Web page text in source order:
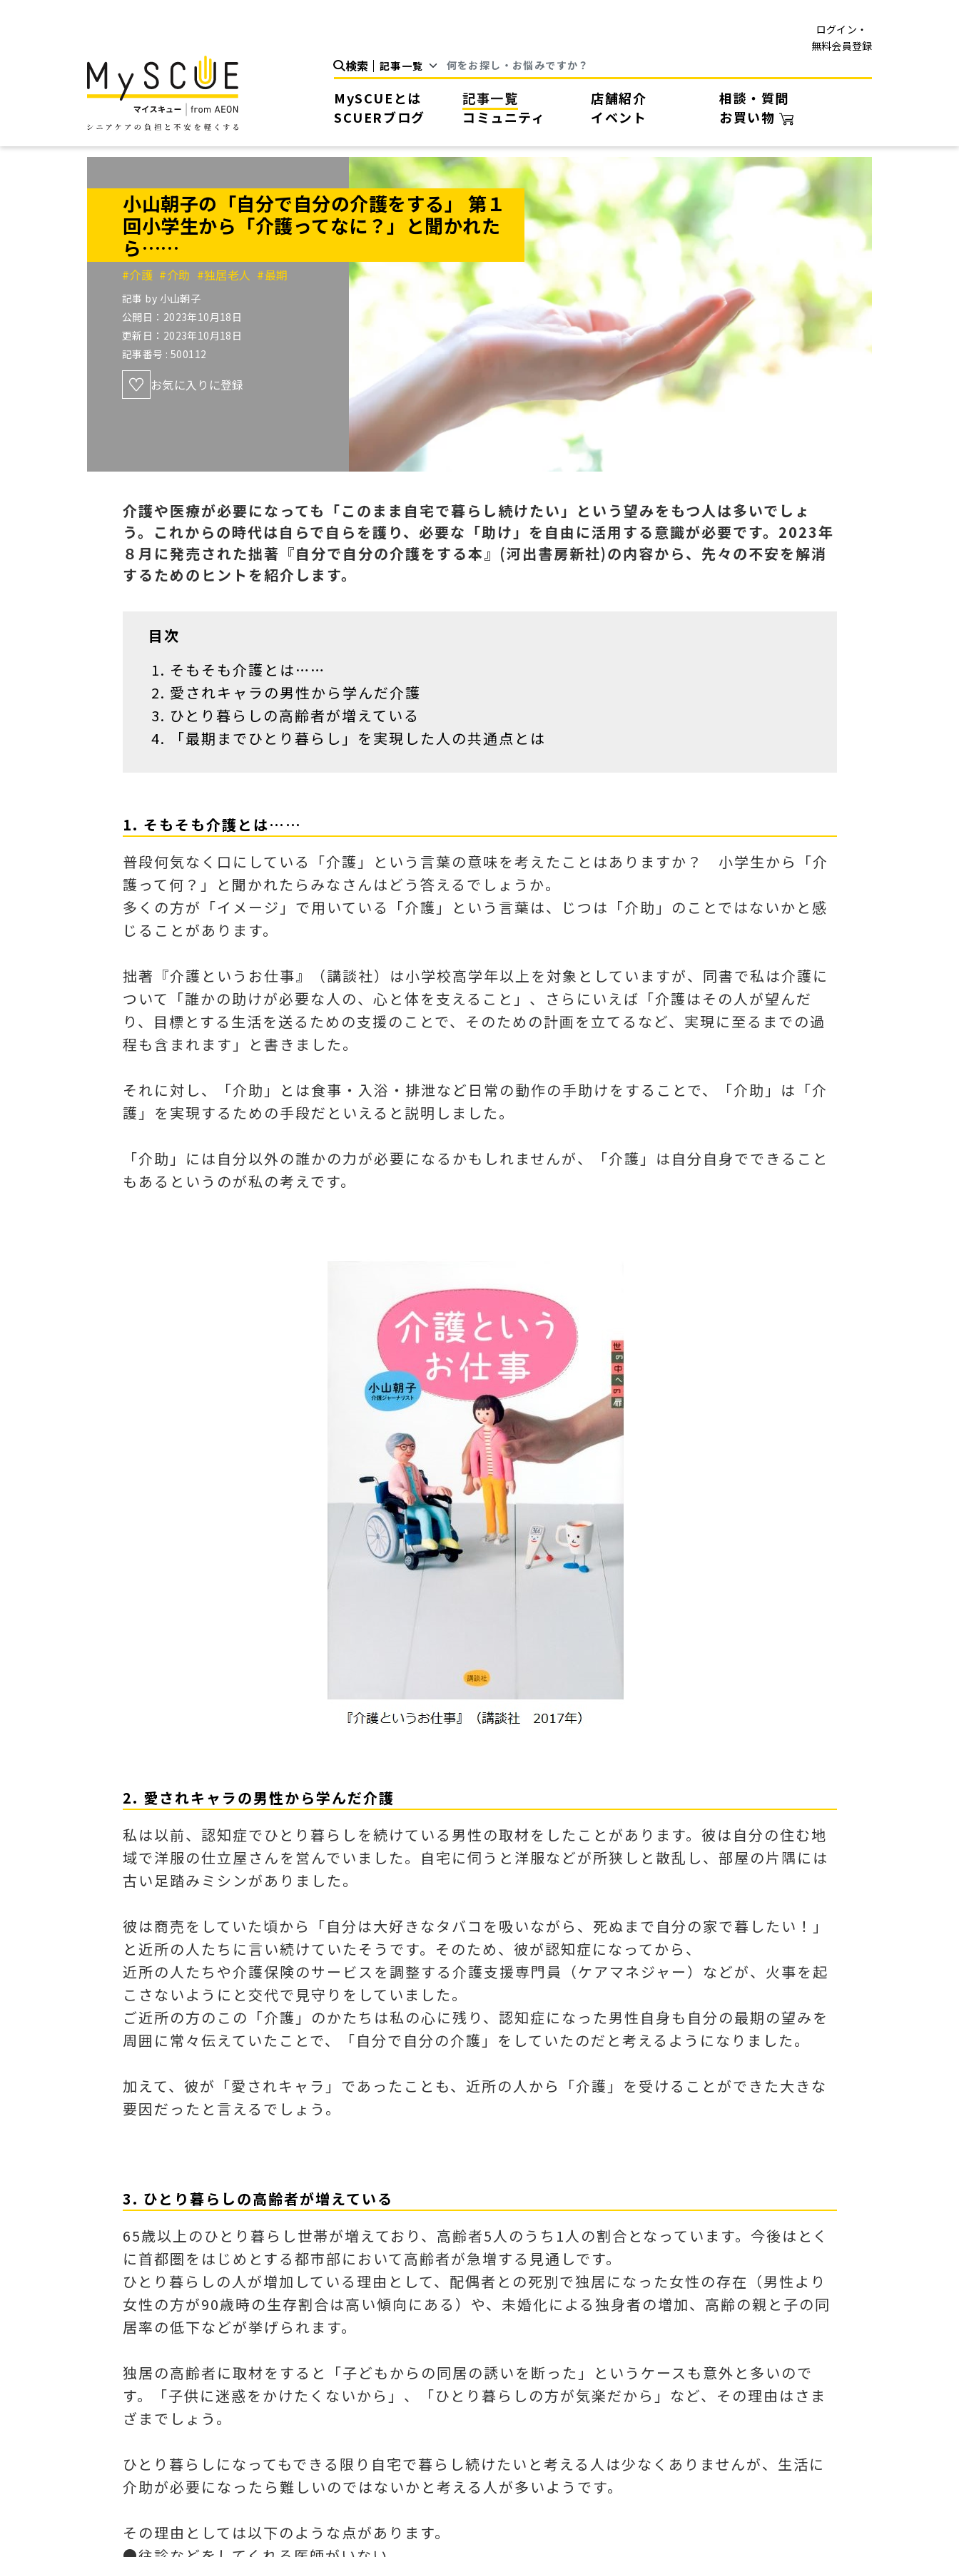
ログイン・
無料会員登録
検索
MySCUEとは 記事一覧 店舗紹介
相談・質問
SCUERブログ
コミュニティ イベント お買い物
小山朝子の「自分で自分の介護をする」 第１
回小学生から「介護ってなに？」と聞かれた
ら……
#介護 #介助 #独居老人 #最期
記事 by 小山朝子
公開日：2023年10月18日
更新日：2023年10月18日
記事番号 : 500112
お気に入りに登録
介護や医療が必要になっても「このまま自宅で暮らし続けたい」という望みをもつ人は多いでしょ
う。これからの時代は自らで自らを護り、必要な「助け」を自由に活用する意識が必要です。2023年
８月に発売された拙著『自分で自分の介護をする本』(河出書房新社)の内容から、先々の不安を解消
するためのヒントを紹介します。
目次
そもそも介護とは……
愛されキャラの男性から学んだ介護
ひとり暮らしの高齢者が増えている
「最期までひとり暮らし」を実現した人の共通点とは
1. そもそも介護とは……
普段何気なく口にしている「介護」という言葉の意味を考えたことはありますか？ 小学生から「介
護って何？」と聞かれたらみなさんはどう答えるでしょうか。
多くの方が「イメージ」で用いている「介護」という言葉は、じつは「介助」のことではないかと感
じることがあります。
拙著『介護というお仕事』（講談社）は小学校高学年以上を対象としていますが、同書で私は介護に
ついて「誰かの助けが必要な人の、心と体を支えること」、さらにいえば「介護はその人が望んだ
り、目標とする生活を送るための支援のことで、そのための計画を立てるなど、実現に至るまでの過
程も含まれます」と書きました。
それに対し、「介助」とは食事・入浴・排泄など日常の動作の手助けをすることで、「介助」は「介
護」を実現するための手段だといえると説明しました。
「介助」には自分以外の誰かの力が必要になるかもしれませんが、「介護」は自分自身でできること
もあるというのが私の考えです。
2. 愛されキャラの男性から学んだ介護
私は以前、認知症でひとり暮らしを続けている男性の取材をしたことがあります。彼は自分の住む地
域で洋服の仕立屋さんを営んでいました。自宅に伺うと洋服などが所狭しと散乱し、部屋の片隅には
古い足踏みミシンがありました。
彼は商売をしていた頃から「自分は大好きなタバコを吸いながら、死ぬまで自分の家で暮したい！」
と近所の人たちに言い続けていたそうです。そのため、彼が認知症になってから、
近所の人たちや介護保険のサービスを調整する介護支援専門員（ケアマネジャー）などが、火事を起
こさないようにと交代で見守りをしていました。
ご近所の方のこの「介護」のかたちは私の心に残り、認知症になった男性自身も自分の最期の望みを
周囲に常々伝えていたことで、「自分で自分の介護」をしていたのだと考えるようになりました。
加えて、彼が「愛されキャラ」であったことも、近所の人から「介護」を受けることができた大きな
要因だったと言えるでしょう。
3. ひとり暮らしの高齢者が増えている
65歳以上のひとり暮らし世帯が増えており、高齢者5人のうち1人の割合となっています。今後はとく
に首都圏をはじめとする都市部において高齢者が急増する見通しです。
ひとり暮らしの人が増加している理由として、配偶者との死別で独居になった女性の存在（男性より
女性の方が90歳時の生存割合は高い傾向にある）や、未婚化による独身者の増加、高齢の親と子の同
居率の低下などが挙げられます。
独居の高齢者に取材をすると「子どもからの同居の誘いを断った」というケースも意外と多いので
す。「子供に迷惑をかけたくないから」、「ひとり暮らしの方が気楽だから」など、その理由はさま
ざまでしょう。
ひとり暮らしになってもできる限り自宅で暮らし続けたいと考える人は少なくありませんが、生活に
介助が必要になったら難しいのではないかと考える人が多いようです。
その理由としては以下のような点があります。